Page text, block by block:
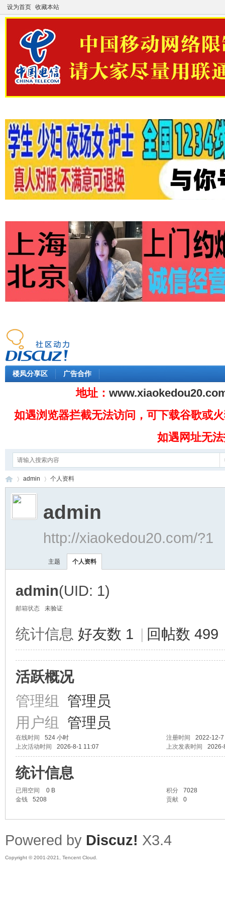
设为首页 收藏本站
楼凤分享区 广告合作
地址：
如遇浏览器拦截无法访问，可下载谷歌或
如遇网址无
›
admin 个人资料
admin
http://xiaokedou20.com/?1
主题 个人资料
admin(UID: 1)
邮箱状态 未验证
统计信息 好友数 1 | 回帖数 499
活跃概况
管理组 管理员
用户组 管理员
在线时间 524 小时 注册时间
2022-12-
上次活动时间
2026-8-1 11:07 上次发表时间 2026-
统计信息
已用空间 0 B 积分
7028
金钱
5208 贡献 0
Powered by Discuz! X3.4
Copyright © 2001-2021, Tencent Cloud.